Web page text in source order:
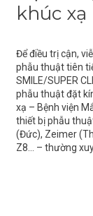
Để điều trị cận,
phẫu thuật tiên
SMILE/SUPER
phẫu thuật đặt
xạ – Bệnh viện
thiết bị phẫu
(Đức), Zeimer
Z8… – thường
khúc xạ